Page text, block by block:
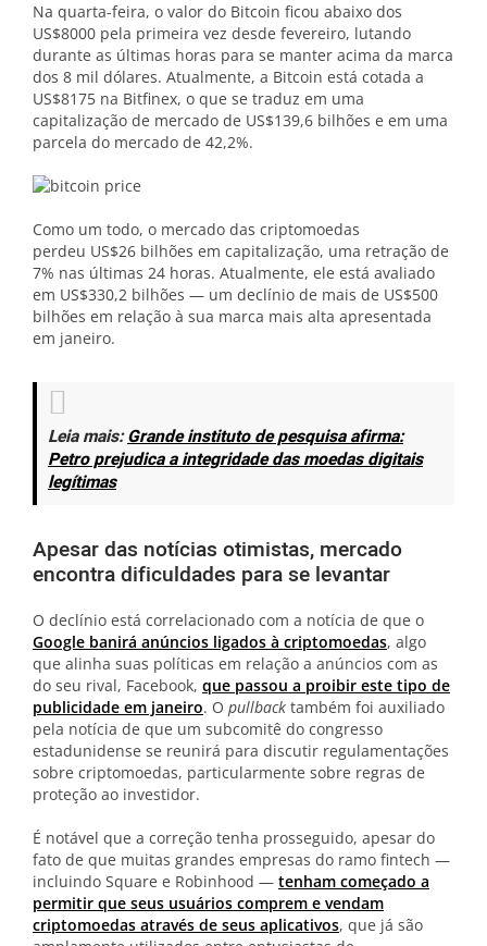
Na quarta-feira, o valor do Bitcoin ficou abaixo dos
US$8000 pela primeira vez desde fevereiro, lutando
durante as últimas horas para se manter acima da marca
dos 8 mil dólares. Atualmente, a Bitcoin está cotada a
US$8175 na Bitfinex, o que se traduz em uma
capitalização de mercado de US$139,6 bilhões e em uma
parcela do mercado de 42,2%.
Como um todo, o mercado das criptomoedas
perdeu US$26 bilhões em capitalização, uma retração de
7% nas últimas 24 horas. Atualmente, ele está avaliado
em US$330,2 bilhões — um declínio de mais de US$500
bilhões em relação à sua marca mais alta apresentada
em janeiro.
Leia mais:Grande instituto de pesquisa afirma:
Petro prejudica a integridade das moedas digitais
legítimas
Apesar das notícias otimistas, mercado
encontra dificuldades para se levantar
O declínio está correlacionado com a notícia de que o
Google banirá anúncios ligados à criptomoedas, algo
que alinha suas políticas em relação a anúncios com as
do seu rival, Facebook, que passou a proibir este tipo de
publicidade em janeiro. O pullback também foi auxiliado
pela notícia de que um subcomitê do congresso
estadunidense se reunirá para discutir regulamentações
sobre criptomoedas, particularmente sobre regras de
proteção ao investidor.
É notável que a correção tenha prosseguido, apesar do
fato de que muitas grandes empresas do ramo fintech —
incluindo Square e Robinhood — tenham começado a
permitir que seus usuários comprem e vendam
criptomoedas através de seus aplicativos, que já são